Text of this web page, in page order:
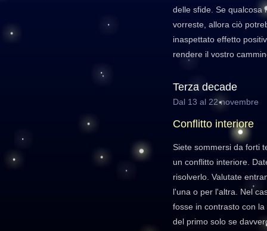
delle sfide. Se qualcosa
vorreste, allora ciò
inaspettato effetto
rendere il vostro
Terza decade
Dal 13 al 22 novembre
Conflitto interiore
Siete sommersi da forti
un conflitto interiore.
risolverlo. Valutate
l'una o per l'altra. Nel
fosse in contrasto con
del primo solo se